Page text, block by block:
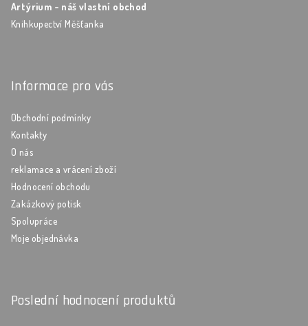
Artýrium - náš vlastní obchod
Knihkupectví Měšťanka
Informace pro vás
Obchodní podmínky
Kontakty
O nás
reklamace a vrácení zboží
Hodnocení obchodu
Zakázkový potisk
Spolupráce
Moje objednávka
Poslední hodnocení produktů